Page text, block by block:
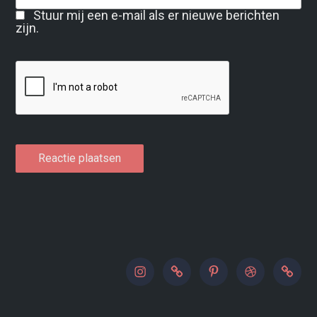
Stuur mij een e-mail als er nieuwe berichten
zijn.